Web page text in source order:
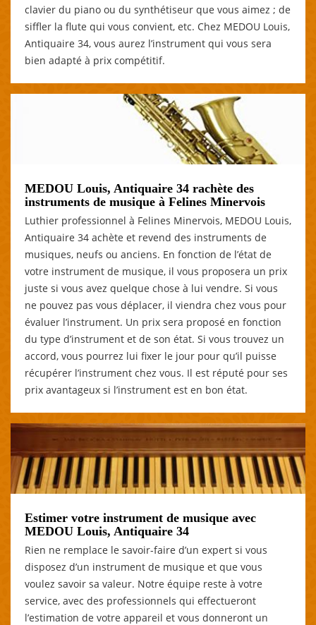
clavier du piano ou du synthétiseur que vous aimez ; de
siffler la flute qui vous convient, etc. Chez MEDOU Louis,
Antiquaire 34, vous aurez l’instrument qui vous sera
bien adapté à prix compétitif.
MEDOU Louis, Antiquaire 34 rachète des
instruments de musique à Felines Minervois
Luthier professionnel à Felines Minervois, MEDOU Louis,
Antiquaire 34 achète et revend des instruments de
musiques, neufs ou anciens. En fonction de l’état de
votre instrument de musique, il vous proposera un prix
juste si vous avez quelque chose à lui vendre. Si vous
ne pouvez pas vous déplacer, il viendra chez vous pour
évaluer l’instrument. Un prix sera proposé en fonction
du type d’instrument et de son état. Si vous trouvez un
accord, vous pourrez lui fixer le jour pour qu’il puisse
récupérer l’instrument chez vous. Il est réputé pour ses
prix avantageux si l’instrument est en bon état.
Estimer votre instrument de musique avec
MEDOU Louis, Antiquaire 34
Rien ne remplace le savoir-faire d’un expert si vous
disposez d’un instrument de musique et que vous
voulez savoir sa valeur. Notre équipe reste à votre
service, avec des professionnels qui effectueront
l’estimation de votre appareil et vous donneront un